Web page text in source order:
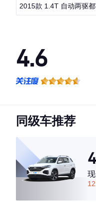
2015款 1.4T 自动两驱都
4.6
·空间表现一般，低于78%
同级车推荐